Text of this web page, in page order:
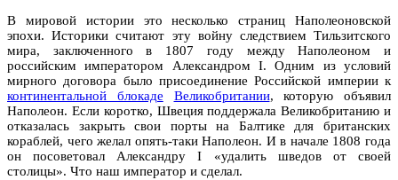
В мировой истории это несколько страниц Наполеоновской
эпохи. Историки считают эту войну следствием Тильзитского
мира, заключенного в 1807 году между Наполеоном и
российским императором Александром I. Одним из условий
мирного договора было присоединение Российской империи к
континентальной блокаде
Великобритании, которую объявил
Наполеон. Если коротко, Швеция поддержала Великобританию и
отказалась закрыть свои порты на Балтике для британских
кораблей, чего желал опять-таки Наполеон. И в начале 1808 года
он посоветовал Александру I «удалить шведов от своей
столицы». Что наш император и сделал.